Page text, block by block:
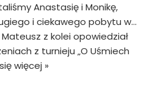
Anastasię i Monikę,
i ciekawego pobytu w…
z kolei opowiedział
z turnieju „O Uśmiech
więcej »